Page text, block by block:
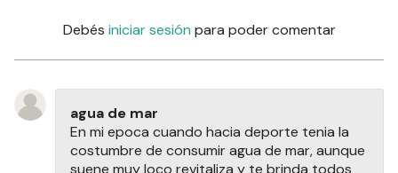
Debés iniciar sesión para poder comentar
agua de mar
En mi epoca cuando hacia deporte tenia la
costumbre de consumir agua de mar, aunque
suene muy loco revitaliza y te brinda todos